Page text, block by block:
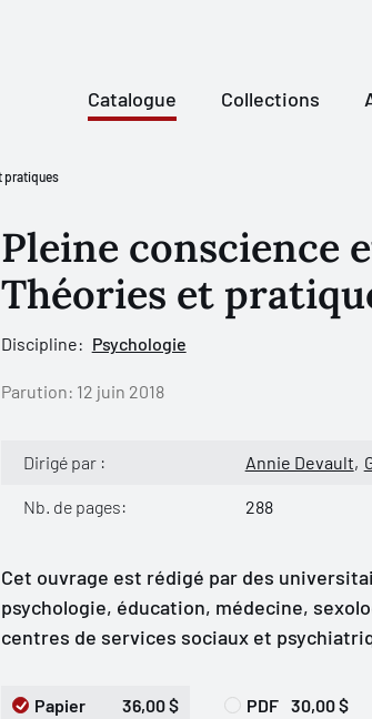
Catalogue Collections
pratiques
Pleine conscience
Théories et
Discipline: Psychologie
Parution: 12 juin 2018
Dirigé par : Annie Devault
Nb. de pages: 288
Cet ouvrage est rédigé par des
psychologie, éducation, médecine,
centres de services sociaux et
Papier 36,00 $ PDF 30,00 $